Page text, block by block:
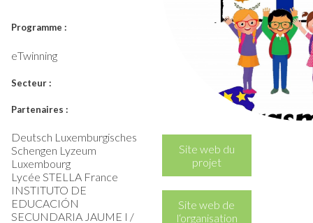
Programme :
eTwinning
Secteur :
Partenaires :
Deutsch Luxemburgisches
Schengen Lyzeum
Luxembourg
Lycée STELLA France
INSTITUTO DE
EDUCACIÓN
SECUNDARIA JAUME I /
Site web du
projet
Site web de
l‘organisation